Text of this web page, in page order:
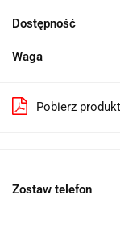
Dostępność
Waga
Pobierz
Zostaw telefon